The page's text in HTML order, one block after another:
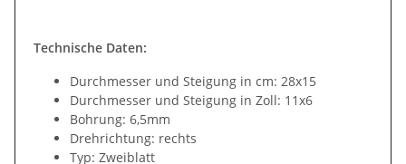
Technische Daten:
Durchmesser und Steigung in cm: 28x15
Durchmesser und Steigung in Zoll: 11x6
Bohrung: 6,5mm
Drehrichtung: rechts
Typ: Zweiblatt